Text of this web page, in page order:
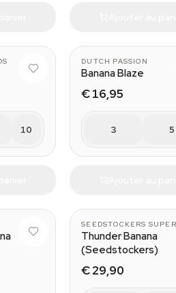
10
DUTCH PASSION
Banana Blaze
€ 16,95
3 5
SEEDSTOCKERS
Thunder Banana
(Seedstockers)
€ 29,90